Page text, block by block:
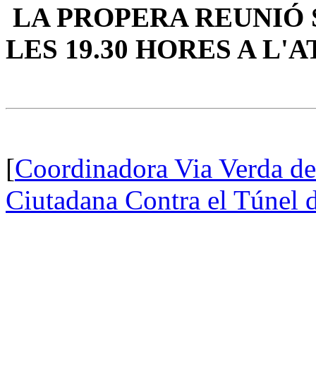
LA PROPERA REUNIÓ
LES 19.30 HORES A
[Coordinadora Via Verda
Ciutadana Contra el Túnel